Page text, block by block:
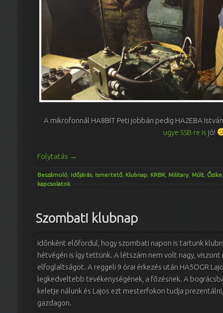
A mikrofonnál HA8BIT Peti jobbán pedig HA2EBA
ugye SSB-re is jó!
Folytatás →
Beszámoló Időjárás, Ismertető Klubnap KRBK, Military Múlt Őzike
kapcsolatok
Szombati klubnap
Időnként előfordul, hogy szombati napon is tartunk
hétvégén is így tettünk. A létszám nem volt nagy,
elfoglaltságot. A reggeli 9 órai érkezés után HA5OGR
legkedveltebb tevékenységének, a főzésnek. A
keletje nálunk és Lajos ezt mesterfokon tudja
gazdagon.